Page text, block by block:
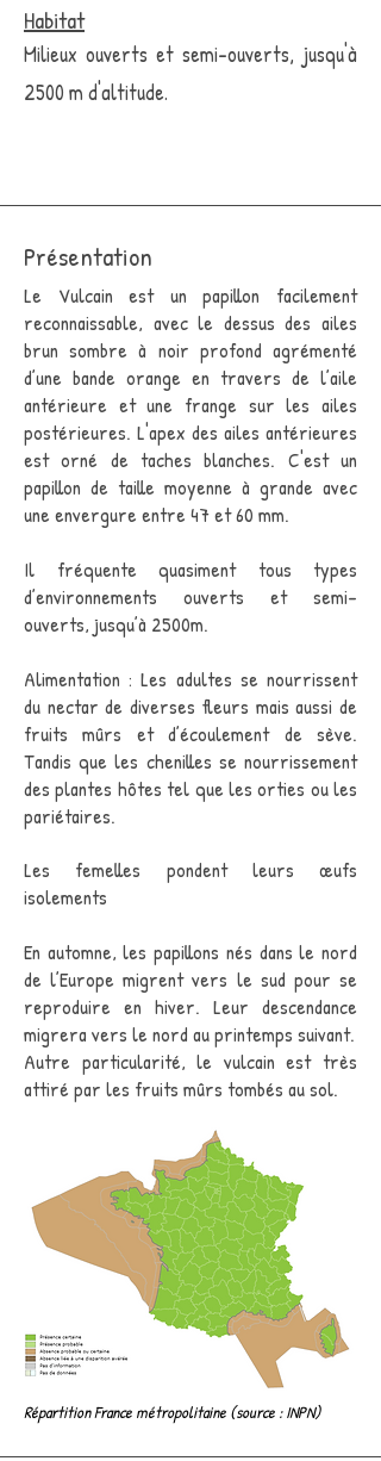
Habitat
Milieux ouverts et semi-ouverts, jusqu'à
2500 m d'altitude.
Présentation
Le Vulcain est un papillon facilement
reconnaissable, avec le dessus des ailes
brun sombre à noir profond agrémenté
d’une bande orange en travers de l’aile
antérieure et une frange sur les ailes
postérieures. L'apex des ailes antérieures
est orné de taches blanches. C'est un
papillon de taille moyenne à grande avec
une envergure entre 47 et 60 mm.
Il fréquente quasiment tous types
d’environnements ouverts et semi-
ouverts, jusqu’à 2500m.
Alimentation : Les adultes se nourrissent
du nectar de diverses fleurs mais aussi de
fruits mûrs et d’écoulement de sève.
Tandis que les chenilles se nourrissement
des plantes hôtes tel que les orties ou les
pariétaires.
Les femelles pondent leurs œufs
isolements
En automne, les papillons nés dans le nord
de l’Europe migrent vers le sud pour se
reproduire en hiver. Leur descendance
migrera vers le nord au printemps suivant.
Autre particularité, le vulcain est très
attiré par les fruits mûrs tombés au sol.
Répartition France métropolitaine (source : INPN)